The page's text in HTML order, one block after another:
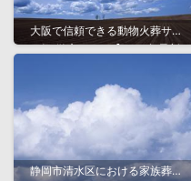
大阪で信頼できる動物火葬サー
ビス徹底ガイド【2025年最新
静岡市清水区における家族葬の